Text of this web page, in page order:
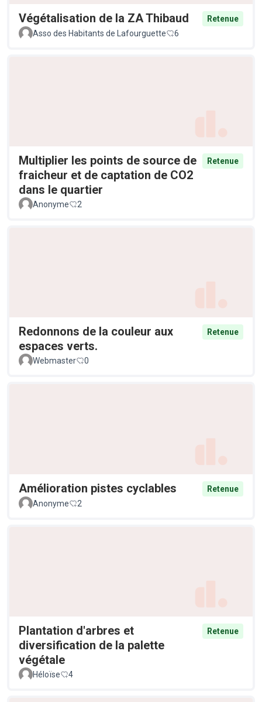
Végétalisation de la ZA Thibaud
Retenue
Asso des Habitants de Lafourguette
6
Multiplier les points de source de
fraicheur et de captation de CO2
dans le quartier
Retenue
Anonyme 2
Redonnons de la couleur aux
espaces verts.
Retenue
Webmaster 0
Amélioration pistes cyclables
Retenue
Anonyme
2
Plantation d'arbres et
diversification de la palette
végétale
Retenue
Héloïse 4